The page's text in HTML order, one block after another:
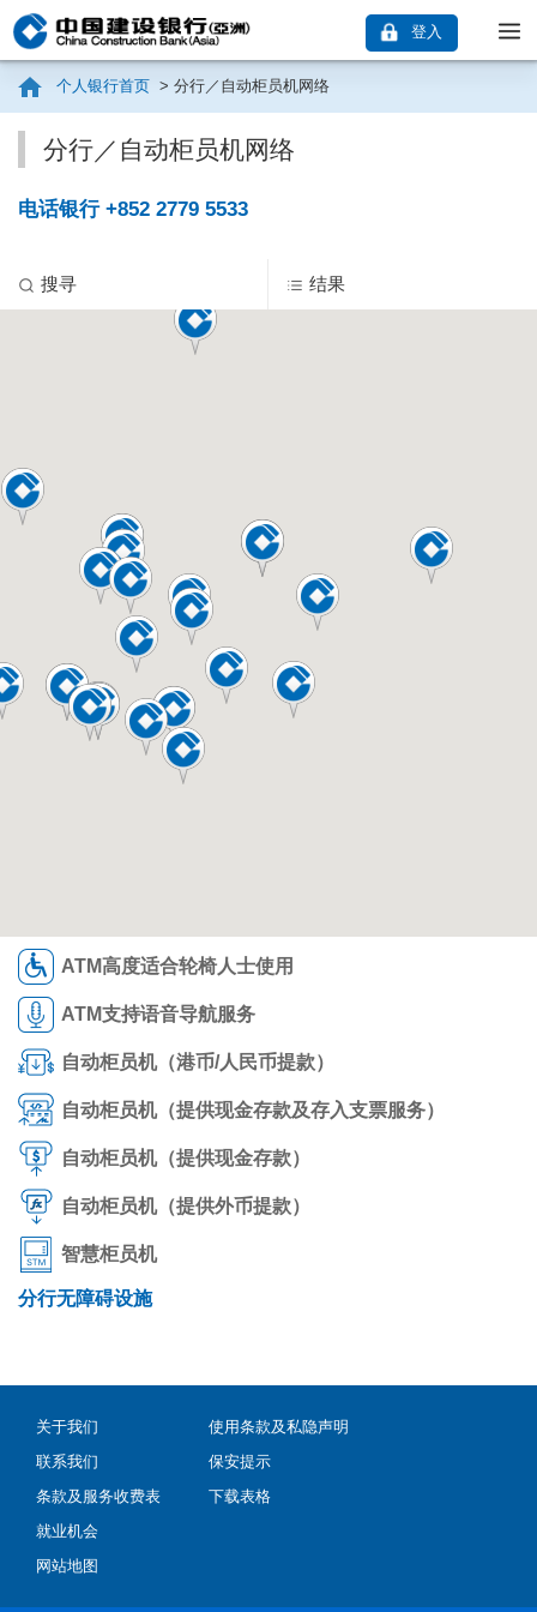
登入
个人银行首页 > 分行／自动柜员机网络
分行／自动柜员机网络
电话银行 +852 2779 5533
搜寻 结果
ATM高度适合轮椅人士使用
ATM支持语音导航服务
自动柜员机（港币/人民币提款）
自动柜员机（提供现金存款及存入支票服务）
自动柜员机（提供现金存款）
自动柜员机（提供外币提款）
智慧柜员机
分行无障碍设施
关于我们
联系我们
条款及服务收费表
就业机会
网站地图
使用条款及私隐声明
保安提示
下载表格